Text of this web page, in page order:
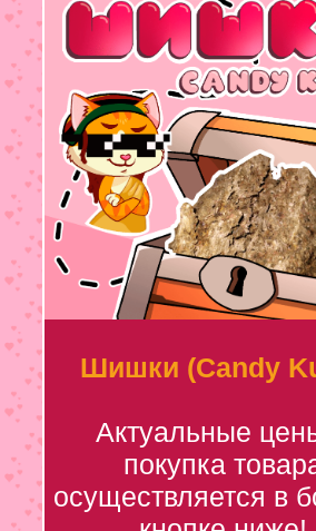
Шишки (Candy
Актуальные
покупка
осуществляется в